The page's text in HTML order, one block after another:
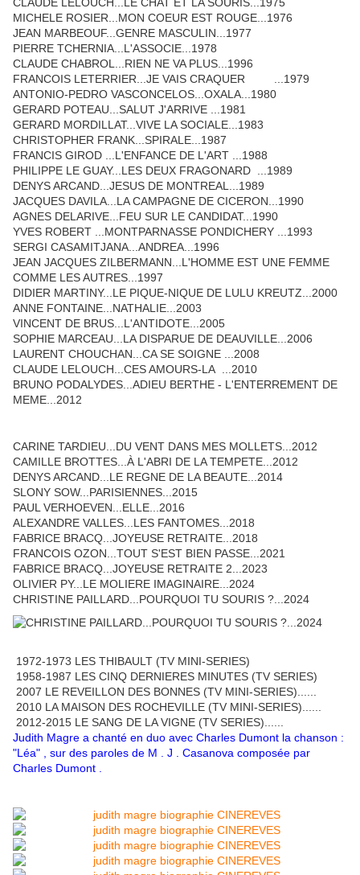
MICHELE ROSIER...MON COEUR EST ROUGE...1976
JEAN MARBEOUF...GENRE MASCULIN...1977
PIERRE TCHERNIA...L'ASSOCIE...1978
CLAUDE CHABROL...RIEN NE VA PLUS...1996
FRANCOIS LETERRIER...JE VAIS CRAQUER ...1979
ANTONIO-PEDRO VASCONCELOS...OXALA...1980
GERARD POTEAU...SALUT J'ARRIVE ...1981
GERARD MORDILLAT...VIVE LA SOCIALE...1983
CHRISTOPHER FRANK...SPIRALE...1987
FRANCIS GIROD ...L'ENFANCE DE L'ART ...1988
PHILIPPE LE GUAY...LES DEUX FRAGONARD ...1989
DENYS ARCAND...JESUS DE MONTREAL...1989
JACQUES DAVILA...LA CAMPAGNE DE CICERON...1990
AGNES DELARIVE...FEU SUR LE CANDIDAT...1990
YVES ROBERT ...MONTPARNASSE PONDICHERY ...1993
SERGI CASAMITJANA...ANDREA...1996
JEAN JACQUES ZILBERMANN...L'HOMME EST UNE FEMME
COMME LES AUTRES...1997
DIDIER MARTINY...LE PIQUE-NIQUE DE LULU KREUTZ...2000
ANNE FONTAINE...NATHALIE...2003
VINCENT DE BRUS...L'ANTIDOTE...2005
SOPHIE MARCEAU...LA DISPARUE DE DEAUVILLE...2006
LAURENT CHOUCHAN...CA SE SOIGNE ...2008
CLAUDE LELOUCH...CES AMOURS-LA ...2010
BRUNO PODALYDES...ADIEU BERTHE - L'ENTERREMENT DE
MEME...2012
CARINE TARDIEU...DU VENT DANS MES MOLLETS...2012
CAMILLE BROTTES...À L'ABRI DE LA TEMPETE...2012
DENYS ARCAND...LE REGNE DE LA BEAUTE...2014
SLONY SOW...PARISIENNES...2015
PAUL VERHOEVEN...ELLE...2016
ALEXANDRE VALLES...LES FANTOMES...2018
FABRICE BRACQ...JOYEUSE RETRAITE...2018
FRANCOIS OZON...TOUT S'EST BIEN PASSE...2021
FABRICE BRACQ...JOYEUSE RETRAITE 2...2023
OLIVIER PY...LE MOLIERE IMAGINAIRE...2024
CHRISTINE PAILLARD...POURQUOI TU SOURIS ?...2024
1972-1973 LES THIBAULT (TV MINI-SERIES)
1958-1987 LES CINQ DERNIERES MINUTES (TV SERIES)
2007 LE REVEILLON DES BONNES (TV MINI-SERIES)......
2010 LA MAISON DES ROCHEVILLE (TV MINI-SERIES)......
2012-2015 LE SANG DE LA VIGNE (TV SERIES)......
Judith Magre a chanté en duo avec Charles Dumont la chanson :
"Léa" , sur des paroles de M . J . Casanova composée par
Charles Dumont .